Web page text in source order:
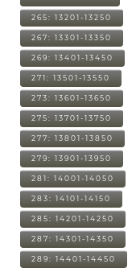
265: 13201-13250
267: 13301-13350
269: 13401-13450
271: 13501-13550
273: 13601-13650
275: 13701-13750
277: 13801-13850
279: 13901-13950
281: 14001-14050
283: 14101-14150
285: 14201-14250
287: 14301-14350
289: 14401-14450